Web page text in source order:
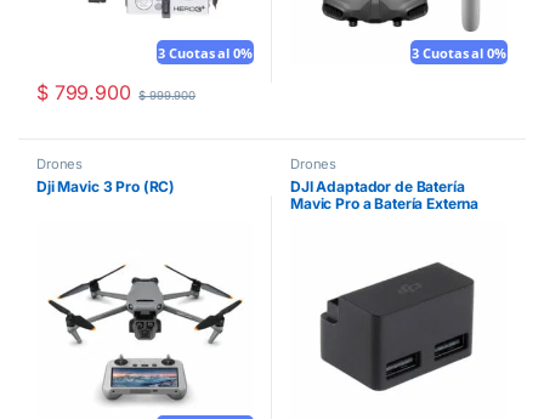
3 Cuotas al 0%
$799.900 $999.900
3 Cuotas al 0%
Drones
Dji Mavic 3 Pro (RC)
Drones
DJI Adaptador de Batería
Mavic Pro a Batería Externa